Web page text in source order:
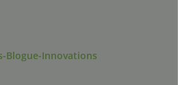
Blogue-Innovations